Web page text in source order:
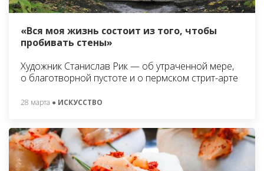
«Вся моя жизнь состоит из того, чтобы
пробивать стены»
Художник Станислав Рик — об утраченной мере,
о благотворной пустоте и о пермском стрит-арте
28 марта ● ИСКУССТВО